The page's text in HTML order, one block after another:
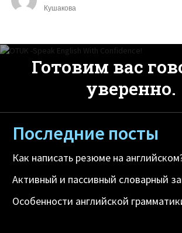
Кушакова
Готовим вас
уверенно.
Последние посты
Как написать резюме на
Активный и пассивный словарный
Особенности английской